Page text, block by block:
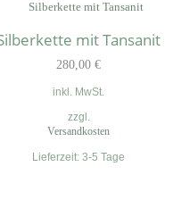
mit Tansanit
280,00 €
inkl. MwSt.
zzgl.
Versandkosten
Lieferzeit: 3-5 Tage